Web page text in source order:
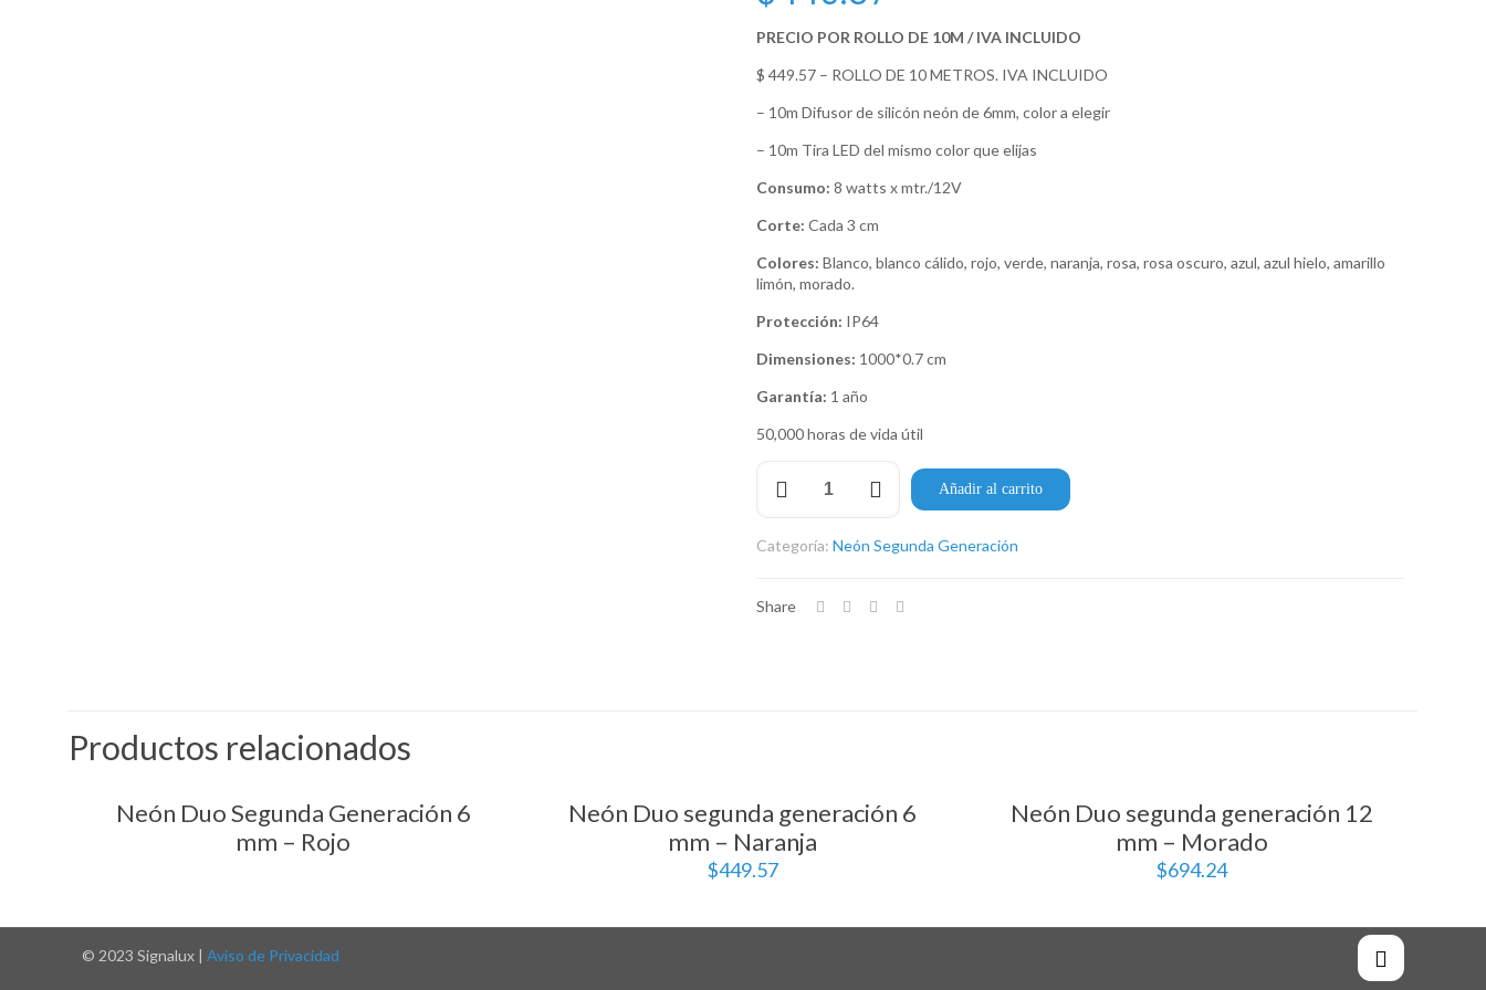
PRECIO POR ROLLO DE 10M / IVA INCLUIDO
$ 449.57 – ROLLO DE 10 METROS. IVA INCLUIDO
– 10m Difusor de silicón neón de 6mm, color a elegir
– 10m Tira LED del mismo color que elijas
Consumo: 8 watts x mtr./12V
Corte: Cada 3 cm
Colores: Blanco, blanco cálido, rojo, verde, naranja, rosa, rosa oscuro, azul, azul hielo, amarillo
limón, morado.
Protección: IP64
Dimensiones: 1000*0.7 cm
Garantía: 1 año
50,000 horas de vida útil
6
Azul
Añadir al carrito
Categoría: Neón Segunda Generación
Share
Productos relacionados
Neón Duo Segunda Generación 6
mm – Rojo
Neón Duo segunda generación 6
mm – Naranja
$449.57
Neón Duo segunda generación 12
mm – Morado
$694.24
© 2023 Signalux | Aviso de Privacidad